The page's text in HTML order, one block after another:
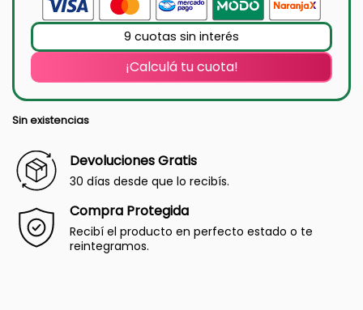
9 cuotas sin interés
¡Calculá tu cuota!
Sin existencias
Devoluciones Gratis
30 días desde que lo recibís.
Compra Protegida
Recibí el producto en perfecto estado o te
reintegramos.